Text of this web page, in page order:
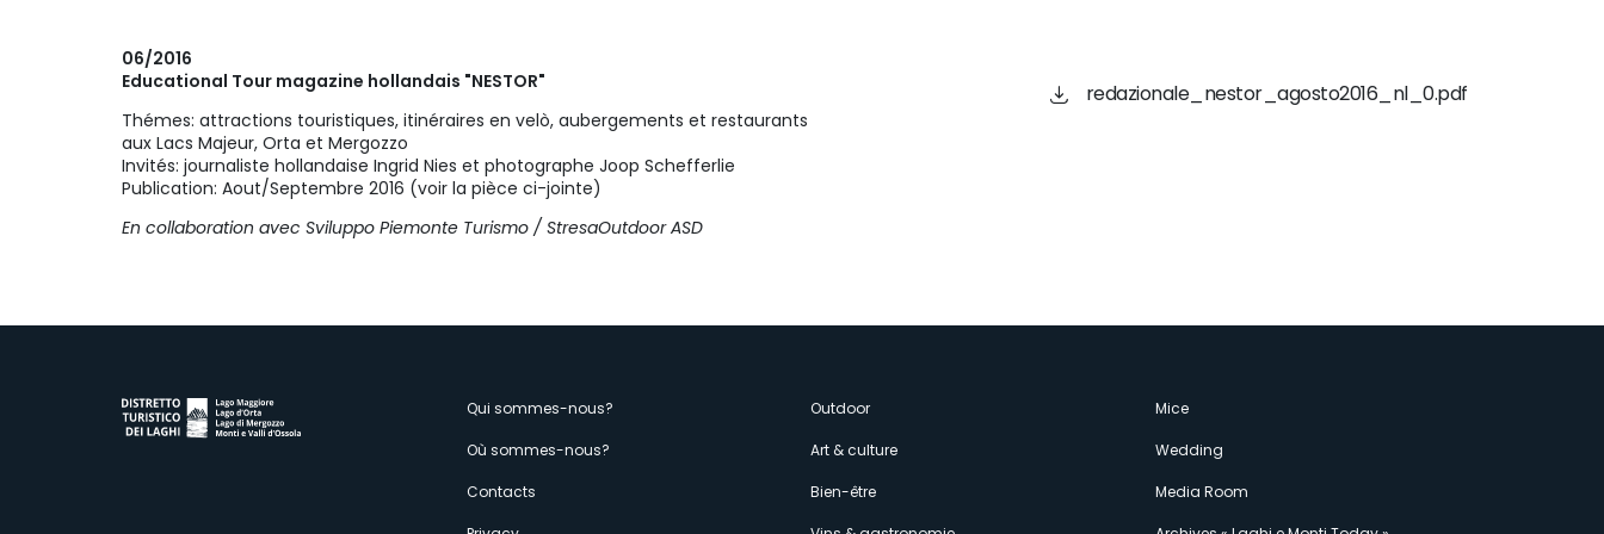
06/2016
Educational Tour magazine hollandais "NESTOR"
Thémes: attractions touristiques, itinéraires en velò, aubergements et restaurants
aux Lacs Majeur, Orta et Mergozzo
Invités: journaliste hollandaise Ingrid Nies et photographe Joop Schefferlie
Publication: Aout/Septembre 2016 (voir la pièce ci-jointe)
En collaboration avec Sviluppo Piemonte Turismo / StresaOutdoor ASD
redazionale_nestor_agosto2016_nl_0.pdf
Menù
secondario
Qui sommes-nous?
Où sommes-nous?
Contacts
Outdoor
Art & culture
Bien-être
Mice
Wedding
Media Room